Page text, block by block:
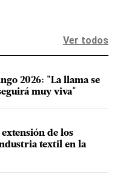
Ver todos
2026: "La llama se
muy viva"
extensión de los
textil en la